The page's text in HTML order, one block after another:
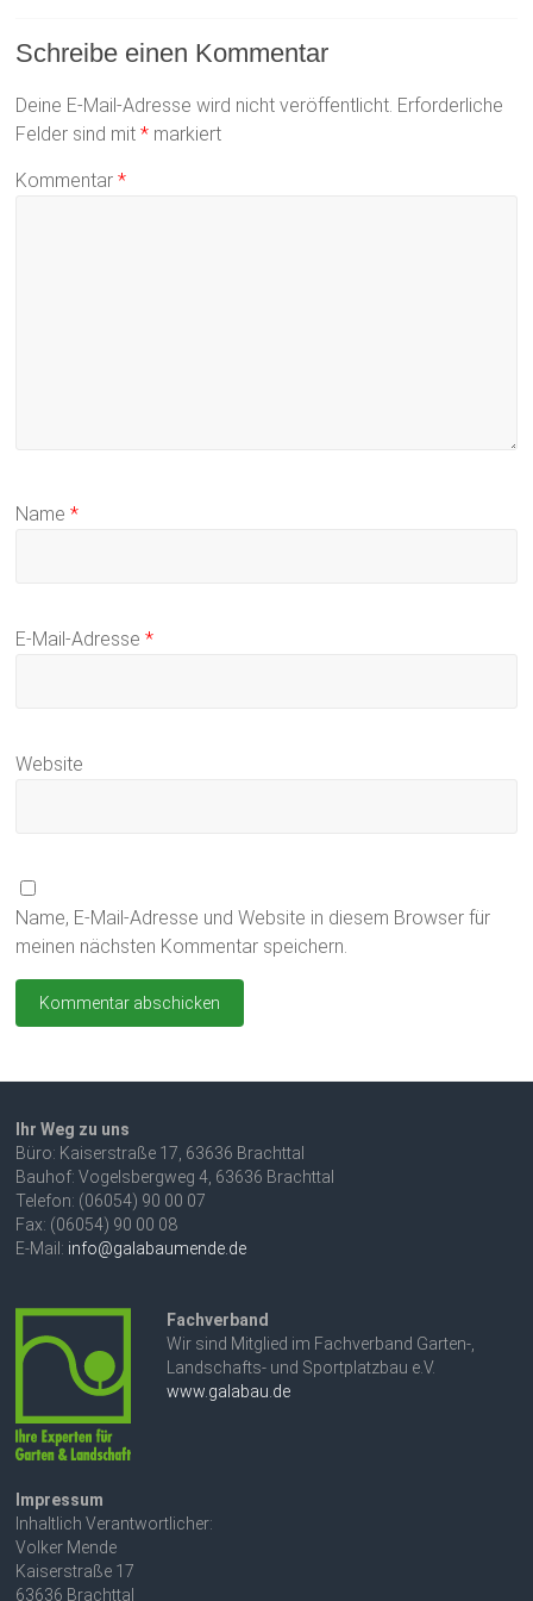
Schreibe einen Kommentar
Deine E-Mail-Adresse wird nicht veröffentlicht. Erforderliche
Felder sind mit* markiert
Kommentar*
Name*
E-Mail-Adresse*
Website
Name, E-Mail-Adresse und Website in diesem Browser für
meinen nächsten Kommentar speichern.
Ihr Weg zu uns
Büro: Kaiserstraße 17, 63636 Brachttal
Bauhof: Vogelsbergweg 4, 63636 Brachttal
Telefon: (06054) 90 00 07
Fax: (06054) 90 00 08
E-Mail: info@galabaumende.de
Fachverband
Wir sind Mitglied im Fachverband Garten-,
Landschafts- und Sportplatzbau e.V.
www.galabau.de
Impressum
Inhaltlich Verantwortlicher:
Volker Mende
Kaiserstraße 17
63636 Brachttal